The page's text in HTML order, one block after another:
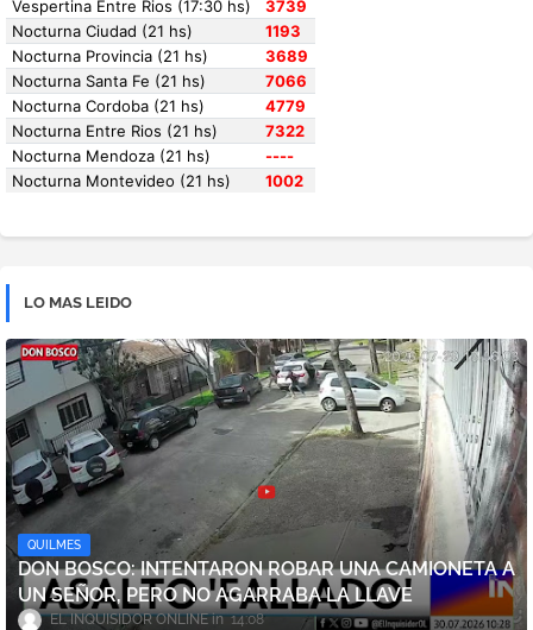
LO MAS LEIDO
QUILMES
DON BOSCO: INTENTARON ROBAR UNA CAMIONETA A
UN SEÑOR, PERO NO AGARRABA LA LLAVE
EL INQUISIDOR ONLINE 14:08